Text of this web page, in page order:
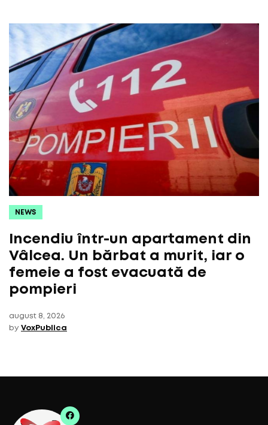
NEWS
Incendiu într-un apartament din
Vâlcea. Un bărbat a murit, iar o
femeie a fost evacuată de
pompieri
august 8, 2026
by VoxPublica